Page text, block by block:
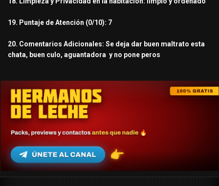
19. Puntaje de Atención (0/10): 7
20. Comentarios Adicionales: Se deja dar buen maltrato esta
chata, buen culo, aguantadora y no pone peros